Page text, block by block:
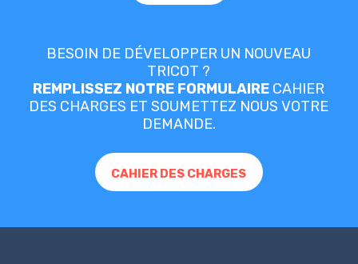
BESOIN DE DÉVELOPPER UN NOUVEAU
TRICOT ?
REMPLISSEZ NOTRE FORMULAIRE CAHIER
DES CHARGES ET SOUMETTEZ NOUS VOTRE
DEMANDE.
CAHIER DES CHARGES